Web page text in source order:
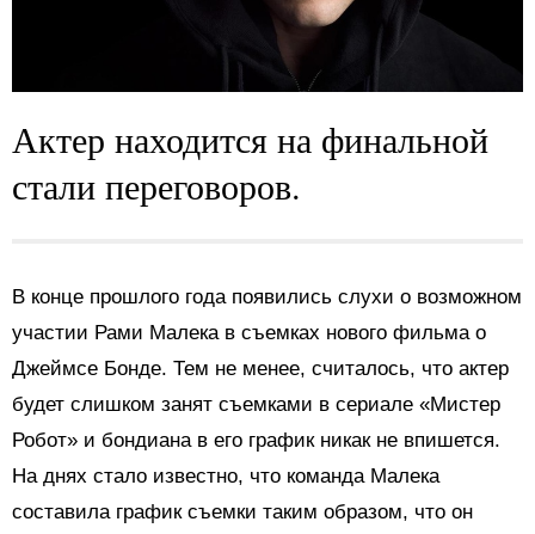
Актер находится на финальной
стали переговоров.
В конце прошлого года появились слухи о возможном
участии Рами Малека в съемках нового фильма о
Джеймсе Бонде. Тем не менее, считалось, что актер
будет слишком занят съемками в сериале «Мистер
Робот» и бондиана в его график никак не впишется.
На днях стало известно, что команда Малека
составила график съемки таким образом, что он